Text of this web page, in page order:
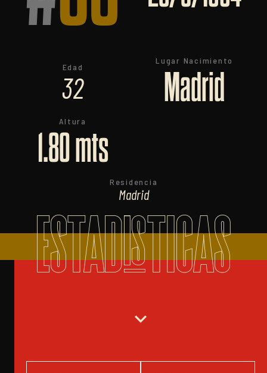
Edad
32
Lugar Nacimiento
Madrid
Altura
1.80 mts
Residencia
Madrid
ESTADISTICAS
expand_more